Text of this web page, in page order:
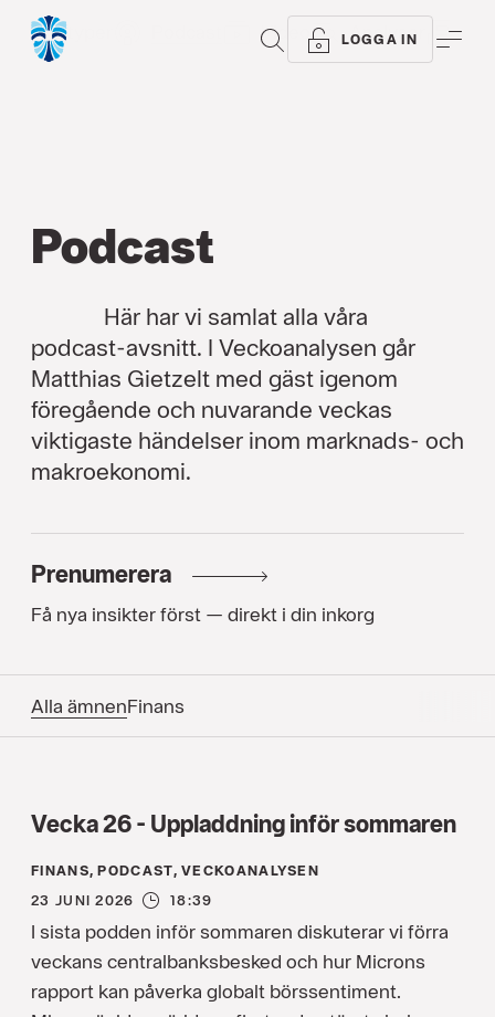
SÖK LOGGA IN
Alla typer Video Analyser
Podcast
Här har vi samlat alla våra
podcast-avsnitt. I Veckoanalysen går
Matthias Gietzelt med gäst igenom
föregående och nuvarande veckas
viktigaste händelser inom marknads- och
makroekonomi.
Prenumerera
Få nya insikter först — direkt i din inkorg
Alla ämnenFinans
Vecka 26 - Uppladdning inför sommaren
FINANS, PODCAST, VECKOANALYSEN
23 JUNI 2026
18:39
I sista podden inför sommaren diskuterar vi förra
veckans centralbanksbesked och hur Microns
rapport kan påverka globalt börssentiment.